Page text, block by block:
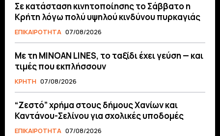
Σε κατάσταση κινητοποίησης το Σάββατο η
Κρήτη λόγω πολύ υψηλού κινδύνου πυρκαγιάς
ΕΠΙΚΑΙΡΟΤΗΤΑ 07/08/2026
Με τη MINOAN LINES, το ταξίδι έχει γεύση — και
τιμές που εκπλήσσουν
ΚΡΗΤΗ 07/08/2026
“Ζεστό” χρήμα στους δήμους Χανίων και
Καντάνου-Σελίνου για σχολικές υποδομές
ΕΠΙΚΑΙΡΟΤΗΤΑ 07/08/2026